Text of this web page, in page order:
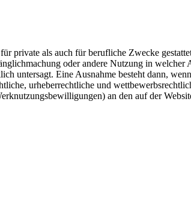
private als auch für berufliche Zwecke
oder andere Nutzung in
untersagt. Eine Ausnahme besteht dann,
urheberrechtliche und
an den auf der